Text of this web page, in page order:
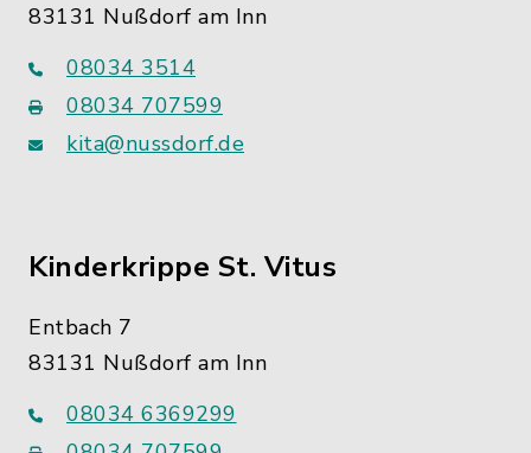
83131 Nußdorf am Inn
08034 3514
08034 707599
kita@nussdorf.de
Kinderkrippe St. Vitus
Entbach 7
83131 Nußdorf am Inn
08034 6369299